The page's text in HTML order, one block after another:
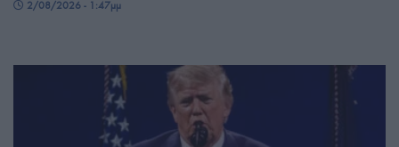
2/08/2026 - 1:47μμ